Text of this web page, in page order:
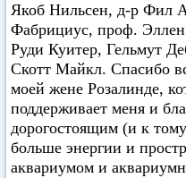
Якоб Нильсен, д-р Фил
Фабрициус, проф.
Руди Куитер, Гельмут
Скотт Майкл. Спасибо
моей жене Розалинде,
поддерживает меня и
дорогостоящим (и к
больше энергии и
аквариумом и